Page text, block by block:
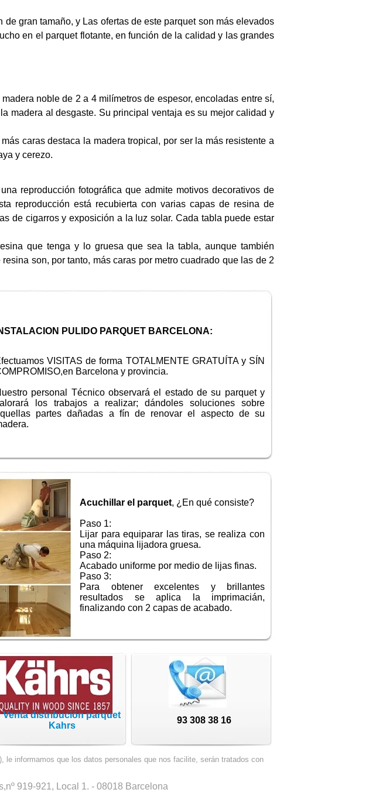
gran tamaño, y Las ofertas de este parquet son más elevados
en el parquet flotante, en función de la calidad y las grandes
noble de 2 a 4 milímetros de espesor, encoladas entre sí,
madera al desgaste. Su principal ventaja es su mejor calidad y
caras destaca la madera tropical, por ser la más resistente a
y cerezo.
reproducción fotográfica que admite motivos decorativos de
reproducción está recubierta con varias capas de resina de
de cigarros y exposición a la luz solar. Cada tabla puede estar
que tenga y lo gruesa que sea la tabla, aunque también
son, por tanto, más caras por metro cuadrado que las de 2
PULIDO PARQUET BARCELONA:
VISITAS de forma TOTALMENTE GRATUÍTA y SÍN
Barcelona y provincia.
personal Técnico observará el estado de su parquet y
los trabajos a realizar; dándoles soluciones sobre
partes dañadas a fín de renovar el aspecto de su
Acuchillar el parquet, ¿En qué consiste?
Paso 1:
Lijar para equiparar las tiras, se realiza con
una máquina lijadora gruesa.
Paso 2:
Acabado uniforme por medio de lijas finas.
Paso 3:
Para obtener excelentes y brillantes
resultados se aplica la imprimacián,
finalizando con 2 capas de acabado.
Venta distribución parquet
Kahrs
93 308 38 16
le informamos que los datos personales que nos facilite, serán tratados con
919-921, Local 1. - 08018 Barcelona